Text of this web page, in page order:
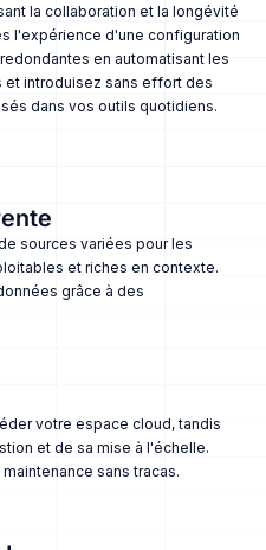
la collaboration et la longévité
l'expérience d'une configuration
en automatisant les
et introduisez sans effort des
dans vos outils quotidiens.
sources variées pour les
et riches en contexte.
grâce à des
votre espace cloud, tandis
et de sa mise à l'échelle.
sans tracas.